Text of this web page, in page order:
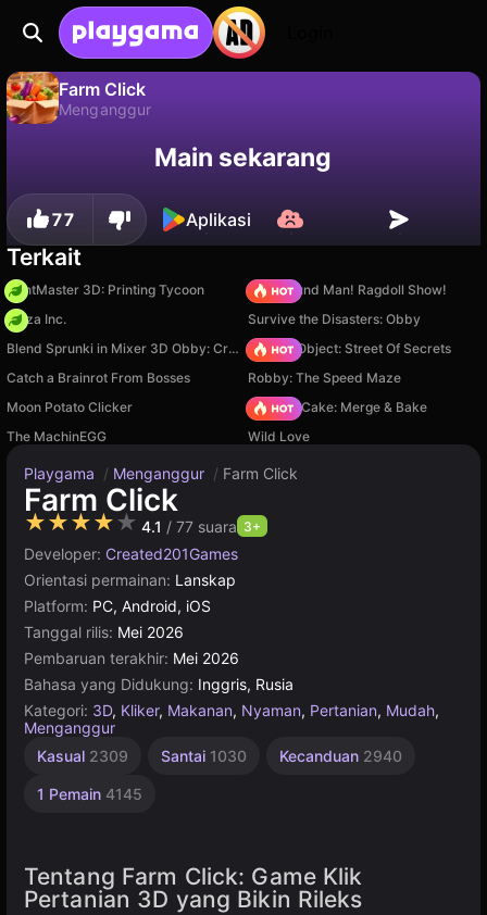
Farm Click
Menganggur
Simpan progresnya!
Main sekarang
77 Aplikasi
Terkait
PrintMaster 3D: Printing Tycoon
Playground Man! Ragdoll Show!
Pizza Inc.
Survive the Disasters: Obby
Blend Sprunki in Mixer 3D Obby: Create Your Own Sprunki Hidden Object: Street Of Secrets
Catch a Brainrot From Bosses
Robby: The Speed Maze
Moon Potato Clicker
Piece of Cake: Merge & Bake
The MachinEGG
Wild Love
Playgama / Menganggur / Farm Click
Farm Click
★★★★★ 4.1 / 77 suara 3+
Developer: Created201Games
Orientasi permainan: Lanskap
Platform: PC, Android, iOS
Tanggal rilis: Mei 2026
Pembaruan terakhir: Mei 2026
Bahasa yang Didukung: Inggris, Rusia
Kategori: 3D, Kliker, Makanan, Nyaman, Pertanian, Mudah,
Menganggur
Kasual 2309 Santai 1030 Kecanduan 2940
1 Pemain 4145
Tentang Farm Click: Game Klik
Pertanian 3D yang Bikin Rileks